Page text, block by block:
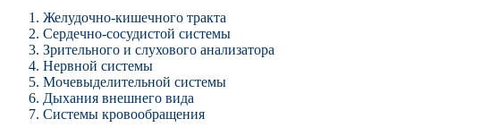
Желудочно-кишечного тракта
Сердечно-сосудистой системы
Зрительного и слухового анализатора
Нервной системы
Мочевыделительной системы
Дыхания внешнего вида
Системы кровообращения